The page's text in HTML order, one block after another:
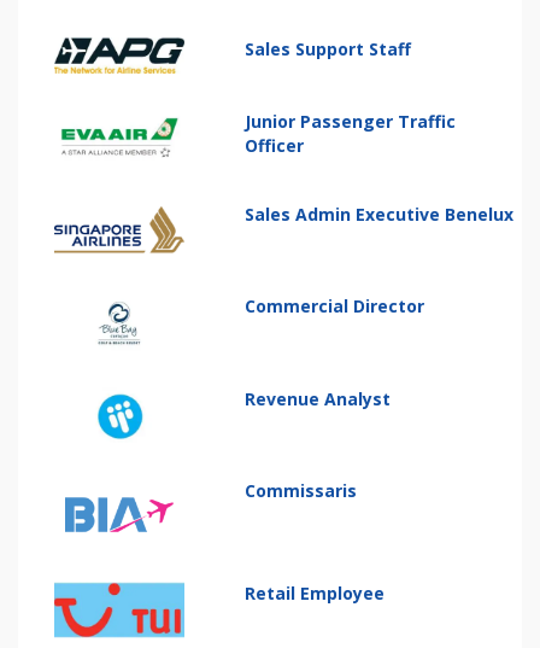
Sales Support Staff
Junior Passenger Traffic
Officer
Sales Admin Executive Benelux
Commercial Director
Revenue Analyst
Commissaris
Retail Employee